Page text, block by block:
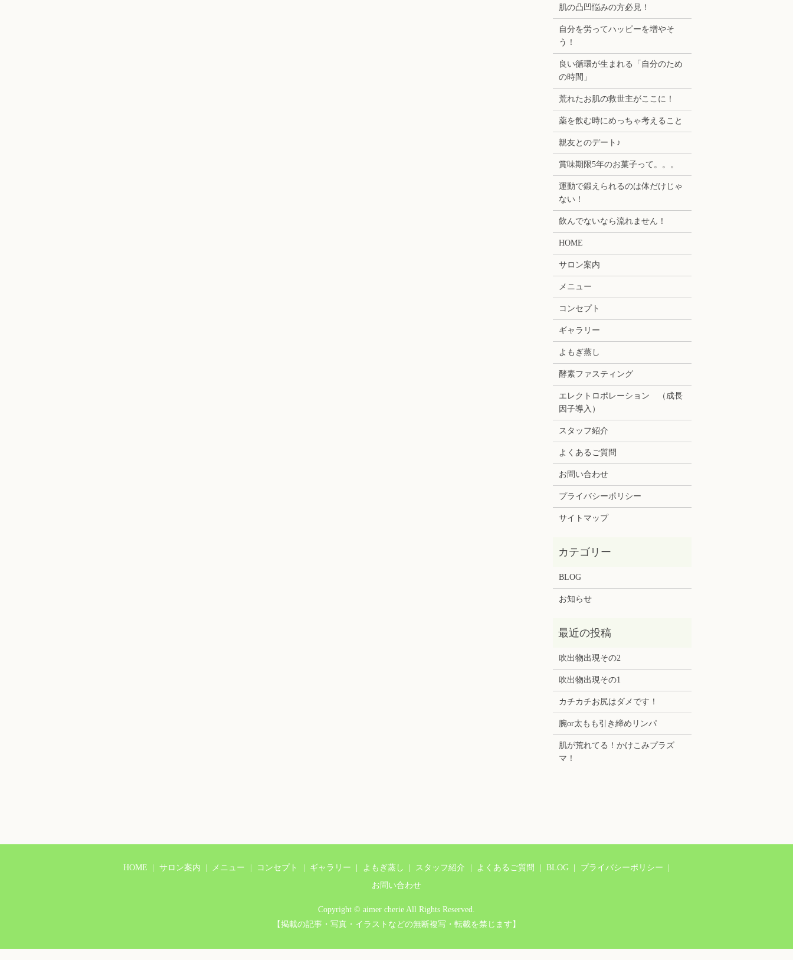
肌の凸凹悩みの方必見！
自分を労ってハッピーを増やそ
う！
良い循環が生まれる「自分のため
の時間」
荒れたお肌の救世主がここに！
薬を飲む時にめっちゃ考えること
親友とのデート♪
賞味期限5年のお菓子って。。。
運動で鍛えられるのは体だけじゃ
ない！
飲んでないなら流れません！
HOME
サロン案内
メニュー
コンセプト
ギャラリー
よもぎ蒸し
酵素ファスティング
エレクトロポレーション （成長
因子導入）
スタッフ紹介
よくあるご質問
お問い合わせ
プライバシーポリシー
サイトマップ
BLOG
お知らせ
吹出物出現その2
吹出物出現その1
カチカチお尻はダメです！
腕or太もも引き締めリンパ
肌が荒れてる！かけこみプラズ
マ！
HOME サロン案内 メニュー コンセプト ギャラリー よもぎ蒸し スタッフ紹介 よくあるご質問 BLOG
プライバシーポリシー
お問い合わせ
Copyright © aimer cherie All Rights Reserved.
【掲載の記事・写真・イラストなどの無断複写・転載を禁じます】